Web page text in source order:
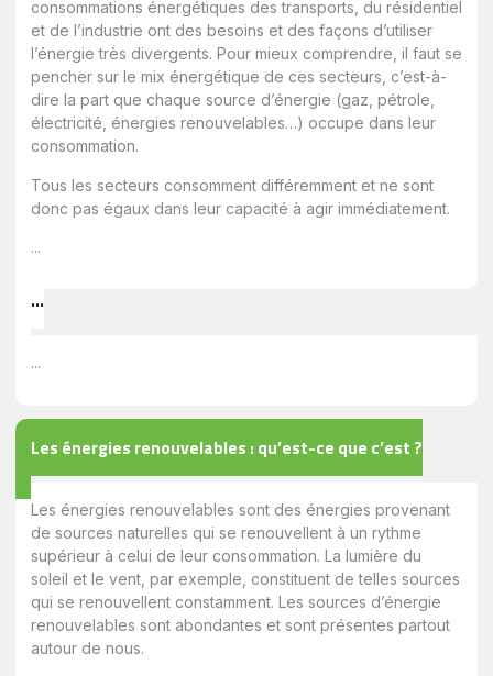
consommations énergétiques des transports, du résidentiel
et de l’industrie ont des besoins et des façons d’utiliser
l’énergie très divergents. Pour mieux comprendre, il faut se
pencher sur le mix énergétique de ces secteurs, c’est-à-
dire la part que chaque source d’énergie (gaz, pétrole,
électricité, énergies renouvelables…) occupe dans leur
consommation.
Tous les secteurs consomment différemment et ne sont
donc pas égaux dans leur capacité à agir immédiatement.
...
...
...
Les énergies renouvelables : qu’est-ce que c’est ?
Les énergies renouvelables sont des énergies provenant
de sources naturelles qui se renouvellent à un rythme
supérieur à celui de leur consommation. La lumière du
soleil et le vent, par exemple, constituent de telles sources
qui se renouvellent constamment. Les sources d’énergie
renouvelables sont abondantes et sont présentes partout
autour de nous.